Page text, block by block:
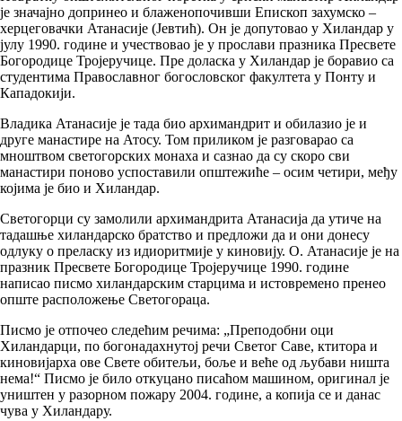
је значајно допринео и блаженопочивши Епископ захумско –
херцеговачки Атанасије (Јевтић). Он је допутовао у Хиландар у
јулу 1990. године и учествовао је у прослави празника Пресвете
Богородице Тројеручице. Пре доласка у Хиландар је боравио са
студентима Православног богословског факултета у Понту и
Кападокији.
Владика Атанасије је тада био архимандрит и обилазио је и
друге манастире на Атосу. Том приликом је разговарао са
мноштвом светогорских монаха и сазнао да су скоро сви
манастири поново успоставили општежиће – осим четири, међу
којима је био и Хиландар.
Светогорци су замолили архимандрита Атанасија да утиче на
тадашње хиландарско братство и предложи да и они донесу
одлуку о преласку из идиоритмије у киновију. О. Атанасије је на
празник Пресвете Богородице Тројеручице 1990. године
написао писмо хиландарским старцима и истовремено пренео
опште расположење Светогораца.
Писмо је отпочео следећим речима: „Преподобни оци
Хиландарци, по богонадахнутој речи Светог Саве, ктитора и
киновијарха ове Свете обитељи, боље и веће од љубави ништа
нема!“ Писмо је било откуцано писаћом машином, оригинал је
уништен у разорном пожару 2004. године, а копија се и данас
чува у Хиландару.